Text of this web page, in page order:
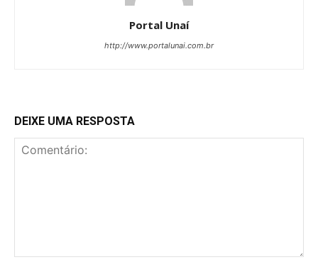
Portal Unaí
http://www.portalunai.com.br
DEIXE UMA RESPOSTA